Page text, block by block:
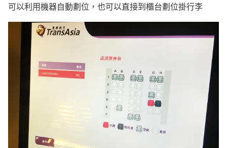
可以利用機器自動劃位，也可以直接到櫃台劃位掛行李